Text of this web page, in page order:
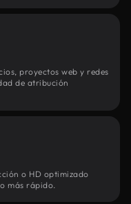
proyectos web y redes
de atribución
o HD optimizado
más rápido.